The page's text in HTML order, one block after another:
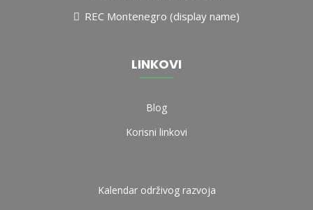
REC Montenegro (display name)
LINKOVI
Blog
Korisni linkovi
Kalendar održivog razvoja